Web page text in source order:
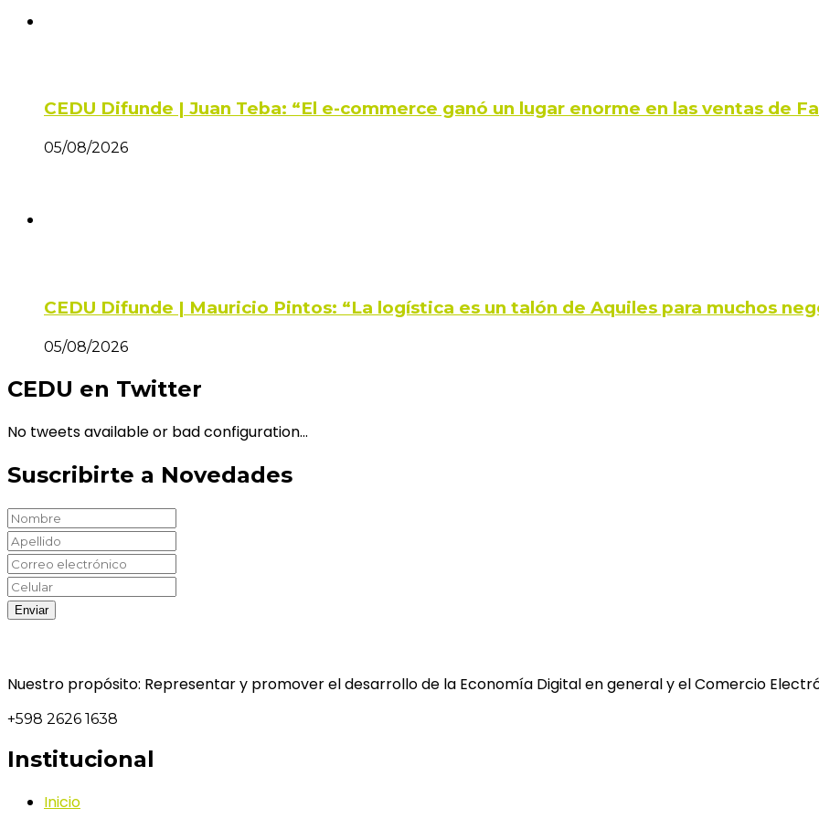
CEDU Difunde | Juan Teba: “El e-commerce ganó un lugar enorme en las ventas de
05/08/2026
CEDU Difunde | Mauricio Pintos: “La logística es un talón de Aquiles para muchos
05/08/2026
CEDU en Twitter
No tweets available or bad configuration...
Suscribirte a Novedades
Nuestro propósito: Representar y promover el desarrollo de la Economía Digital en general y el Comercio
+598 2626 1638
Institucional
Inicio